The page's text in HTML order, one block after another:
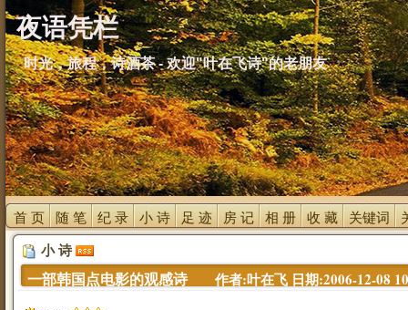
夜语凭栏
时光，旅程，诗酒茶 - 欢迎"叶在飞诗"的老朋友
首 页 随 笔 纪 录 小 诗 足 迹 房 记 相 册 收 藏 关键词
小 诗
一部韩国点电影的观感诗 作者:叶在飞 日期:2006-12-08